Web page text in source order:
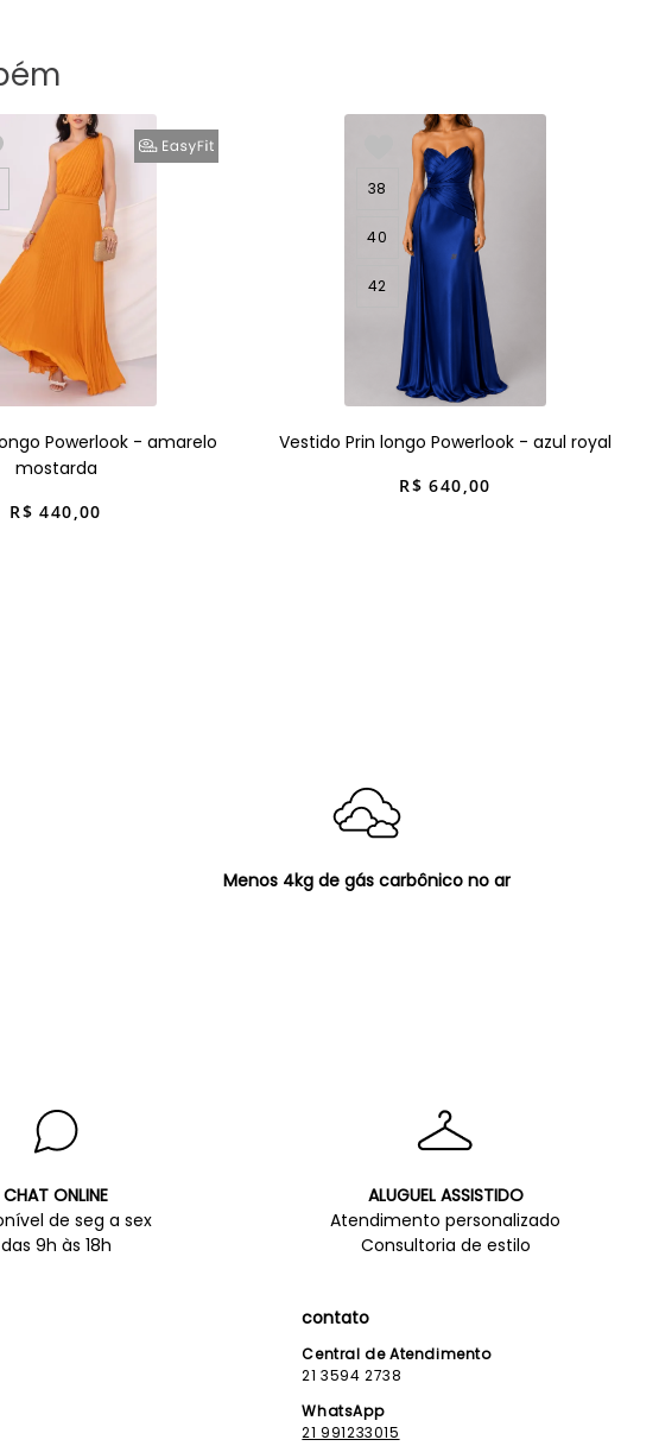
Powerlook - amarelo
mostarda
R$ 440,00
38
40
42
Vestido Prin longo Powerlook - azul royal
R$ 640,00
Menos 4kg de gás carbônico no ar
CHAT ONLINE
de seg a sex
das 9h às 18h
ALUGUEL ASSISTIDO
Atendimento personalizado
Consultoria de estilo
contato
Central de Atendimento
21 3594 2738
WhatsApp
21 991233015